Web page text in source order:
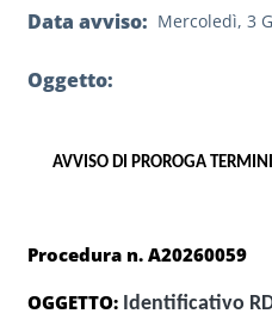
Data avviso Mercoledì, 3
Oggetto:
AVVISO DI PROROGA
Procedura n. A20260059
OGGETTO: Identificativo